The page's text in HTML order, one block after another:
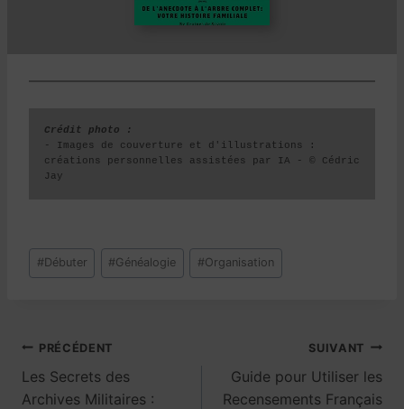
Crédit photo :
- Images de couverture et d'illustrations :
créations personnelles assistées par IA - © Cédric
Jay
Étiquettes
de
#Débuter #Généalogie #Organisation
Navigation
de
PRÉCÉDENT
Les Secrets des
Archives Militaires :
SUIVANT
Guide pour Utiliser les
Recensements Français